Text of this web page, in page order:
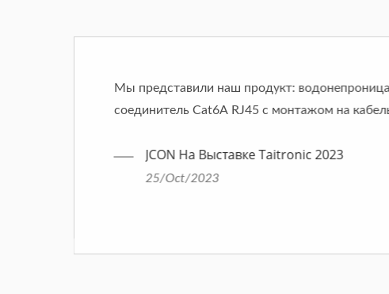
Мы представили наш продукт:
соединитель Cat6A RJ45 с монтажом на
JCON На Выставке Taitronic 2023
25/Oct/2023